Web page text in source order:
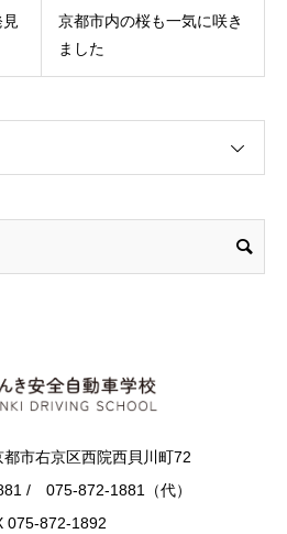
京都市内の桜も一気に咲き
ました
市右京区西院西貝川町72
/ 075-872-1881（代）
075-872-1892